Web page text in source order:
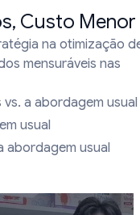
Custo Menor
na otimização
mensuráveis nas
vs. a abordagem usual
usual
abordagem usual